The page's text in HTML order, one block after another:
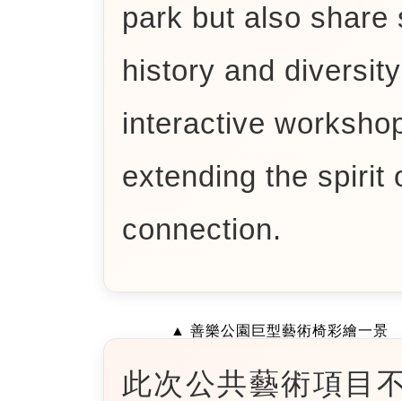
park but also share
history and
interactive
extending the spirit
connection.
▲ 善樂公園巨型藝術椅彩繪一景
此次公共藝術項目